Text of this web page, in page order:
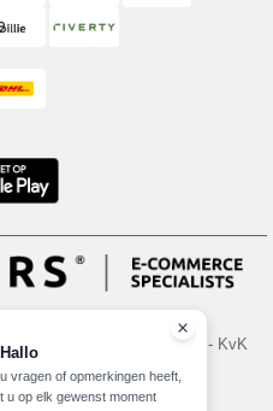
B.V.
- VAT NL 005596191B03 - KvK
zie hier
Hallo
vragen of opmerkingen heeft,
u op elk gewenst moment